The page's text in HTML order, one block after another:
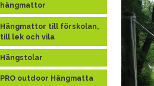
hängmattor
Hängmattor till förskolan,
till lek och vila
Hängstolar
PRO outdoor Hängmatta